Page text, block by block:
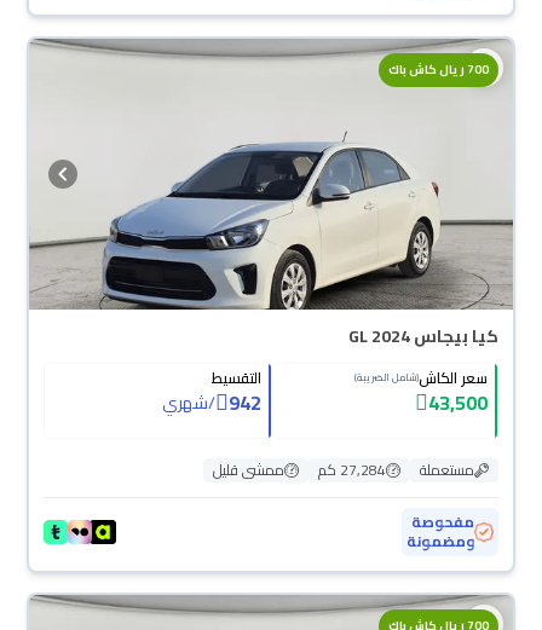
700 ريال كاش باك
كيا بيجاس GL 2024
سعر الكاش(شامل الضريبة)
43,500
التقسيط
942
/شهري
مستعملة 27,284 كم
ممشى قليل
مفحوصة
ومضمونة